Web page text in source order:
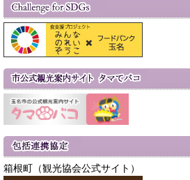
箱根町（観光協会公式サイト）